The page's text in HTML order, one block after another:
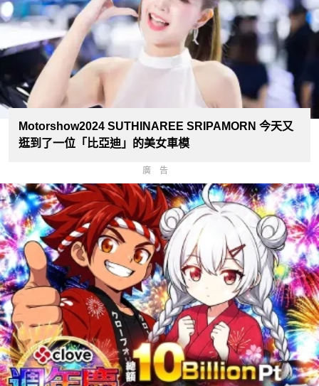
Motorshow2024 SUTHINAREE SRIPAMORN 今天又
逛到了一位「比亞迪」的美女車模
廣告